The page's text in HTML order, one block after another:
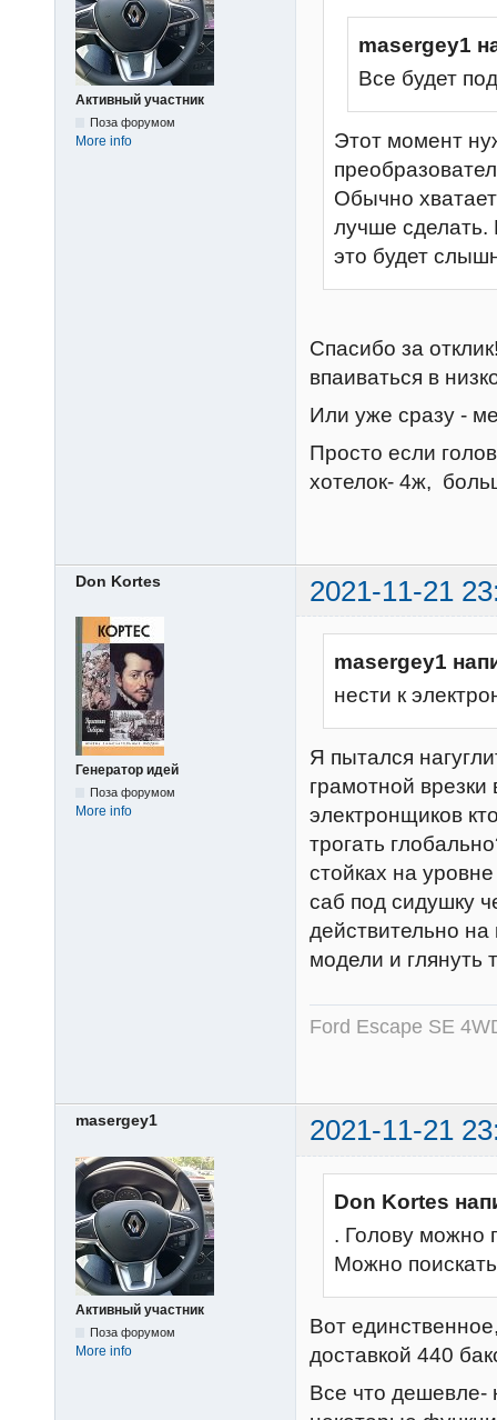
Активный участник
Поза форумом
More info
masergey1
Все будет
Этот момент
Обычно
лучше сделать.
это будет
Спасибо за
впаиваться в
Или уже сразу -
Просто если
хотелок- 4ж,
Don Kortes 2021-11-21
Генератор идей
Поза форумом
More info
masergey1
нести к
Я пытался
грамотной
электронщиков
трогать
стойках на
саб под сидушку
действительно
модели и глянуть
Ford Escape SE
masergey1 2021-11-21
Активный участник
Поза форумом
More info
Don Kortes
. Голову можно
Можно
Вот
доставкой 440
Все что дешевле-